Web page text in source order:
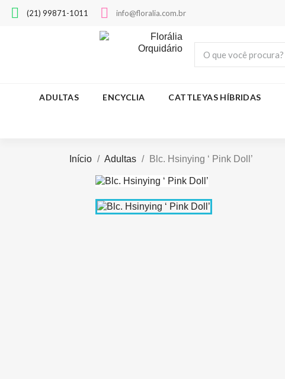
(21) 99871-1011 info@floralia.com.br
ADULTAS ENCYCLIA CATTLEYAS HÍBRIDAS
Início Adultas Blc. Hsinying ‘ Pink Doll’